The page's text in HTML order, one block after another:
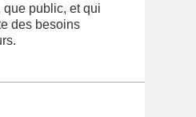
que public, et qui
des besoins